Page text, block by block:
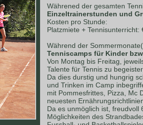
Währened der gesamten
Einzeltrainerstunden und
Kosten pro Stunde:
Platzmiete + Tennisunterricht:
Während der
Tenniscamps für Kinder
Von Montag bis Freitag,
Talente für Tennis zu
Da dies durstig und hungrig
und Trinken im Camp
mit Pommesfrittes, Pizza, Mc
neuesten
Da es unmöglich ist, freudvoll
Möglichkeiten des